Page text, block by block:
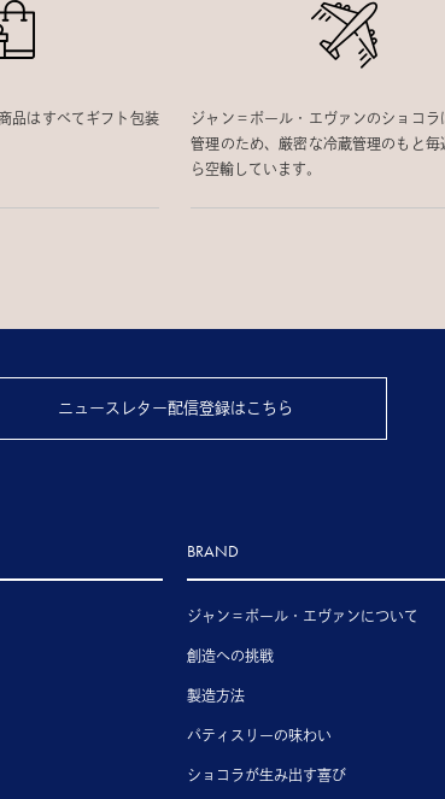
品はすべてギフト包装
ジャン＝ポール・エヴァンのショコラ
管理のため、厳密な冷蔵管理のもと毎
ら空輸しています。
ニュースレター配信登録はこちら
BRAND
ジャン＝ポール・エヴァンについて
創造への挑戦
製造方法
パティスリーの味わい
ショコラが生み出す喜び